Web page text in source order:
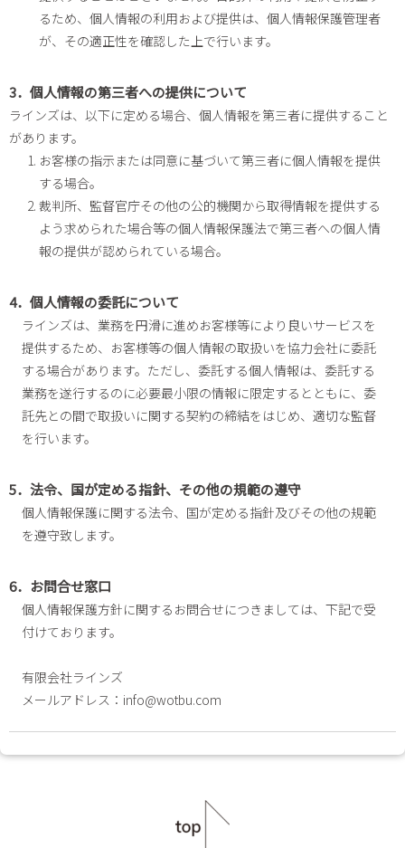
るため、個人情報の利用および提供は、個人情報保護管理者
が、その適正性を確認した上で行います。
3．個人情報の第三者への提供について
ラインズは、以下に定める場合、個人情報を第三者に提供すること
があります。
お客様の指示または同意に基づいて第三者に個人情報を提供
する場合。
裁判所、監督官庁その他の公的機関から取得情報を提供する
よう求められた場合等の個人情報保護法で第三者への個人情
報の提供が認められている場合。
4．個人情報の委託について
ラインズは、業務を円滑に進めお客様等により良いサービスを
提供するため、お客様等の個人情報の取扱いを協力会社に委託
する場合があります。ただし、委託する個人情報は、委託する
業務を遂行するのに必要最小限の情報に限定するとともに、委
託先との間で取扱いに関する契約の締結をはじめ、適切な監督
を行います。
5．法令、国が定める指針、その他の規範の遵守
個人情報保護に関する法令、国が定める指針及びその他の規範
を遵守致します。
6．お問合せ窓口
個人情報保護方針に関するお問合せにつきましては、下記で受
付けております。
有限会社ラインズ
メールアドレス：info@wotbu.com